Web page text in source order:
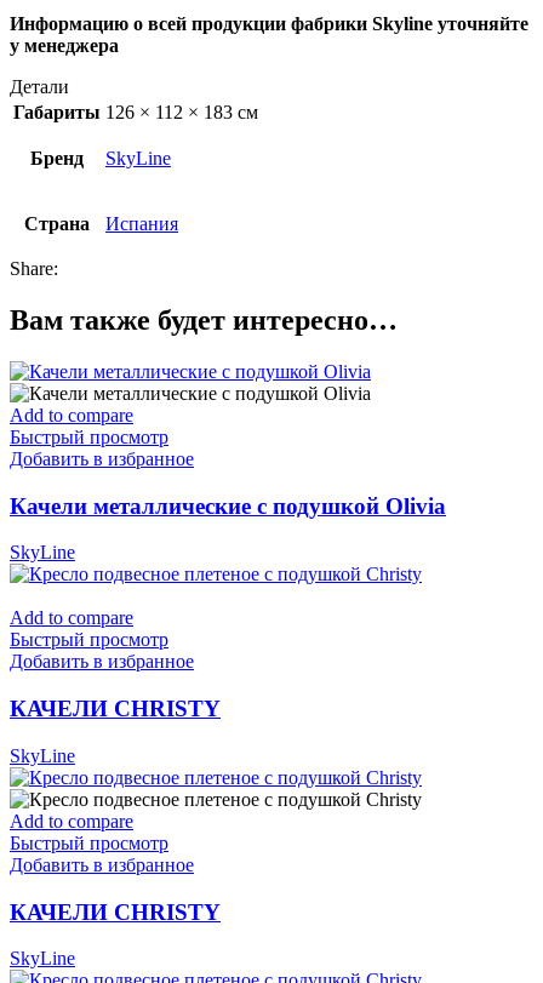
Информацию о всей продукции фабрики Skyline уточняйте
у менеджера
Детали
Габариты 126 × 112 × 183 см
Бренд SkyLine
Страна Испания
Share:
Вам также будет интересно…
Add to compare
Быстрый просмотр
Добавить в избранное
Качели металлические с подушкой Olivia
SkyLine
Add to compare
Быстрый просмотр
Добавить в избранное
КАЧЕЛИ CHRISTY
SkyLine
Add to compare
Быстрый просмотр
Добавить в избранное
КАЧЕЛИ CHRISTY
SkyLine